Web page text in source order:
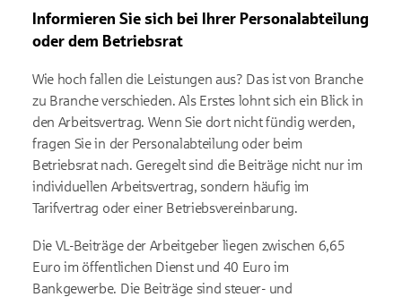
Informieren Sie sich bei Ihrer Personalabteilung
oder dem Betriebsrat
Wie hoch fallen die Leistungen aus? Das ist von Branche
zu Branche verschieden. Als Erstes lohnt sich ein Blick in
den Arbeitsvertrag. Wenn Sie dort nicht fündig werden,
fragen Sie in der Personalabteilung oder beim
Betriebsrat nach. Geregelt sind die Beiträge nicht nur im
individuellen Arbeitsvertrag, sondern häufig im
Tarifvertrag oder einer Betriebsvereinbarung.
Die VL-Beiträge der Arbeitgeber liegen zwischen 6,65
Euro im öffentlichen Dienst und 40 Euro im
Bankgewerbe. Die Beiträge sind steuer- und